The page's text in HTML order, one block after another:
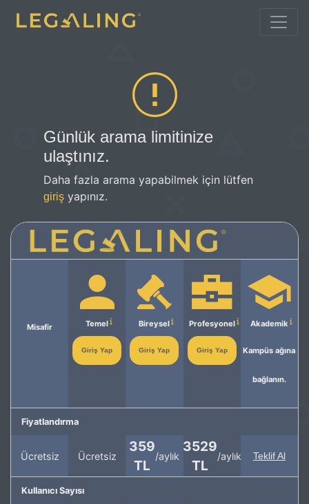
Günlük arama limitinize
ulaştınız.
Daha fazla arama yapabilmek için lütfen
giriş yapınız.
Misafir Temel
Giriş Yap
Bireysel
Giriş Yap
Profesyonel
Giriş Yap
Akademik
Kampüs ağına
bağlanın.
Fiyatlandırma
Ücretsiz Ücretsiz
359
TL
/aylık
3529
TL
/aylık Teklif Al
Kullanıcı Sayısı